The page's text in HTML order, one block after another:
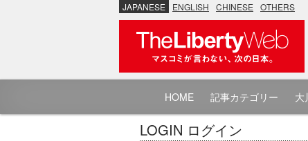
JAPANESE ENGLISH CHINESE OTHERS
HOME 記事カテゴリー 大
LOGIN ログイン